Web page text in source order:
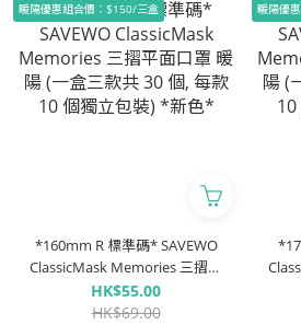
暖陽優惠組合價：$150/三盒
*160mm R 標準碼* SAVEWO
ClassicMask Memories 三摺平
面口罩 暖陽 (一盒三款共 30 個,
每款 10 個獨立包裝) *新色*
HK$55.00
HK$69.00
暖陽優
面